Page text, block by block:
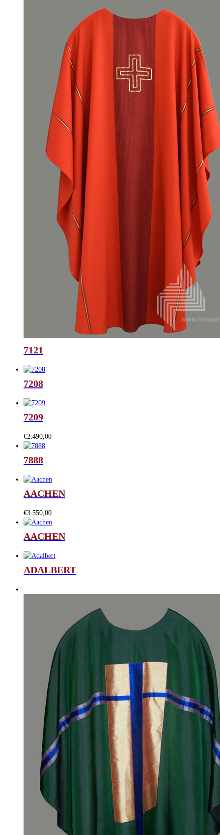
7121
7208
7209
€2.490,00
7888
AACHEN
€3.550,00
AACHEN
ADALBERT